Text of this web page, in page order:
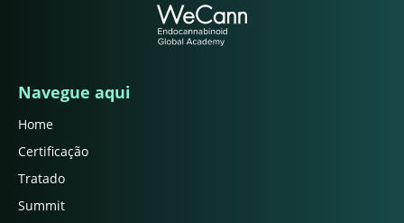
Navegue aqui
Home
Certificação
Tratado
Summit